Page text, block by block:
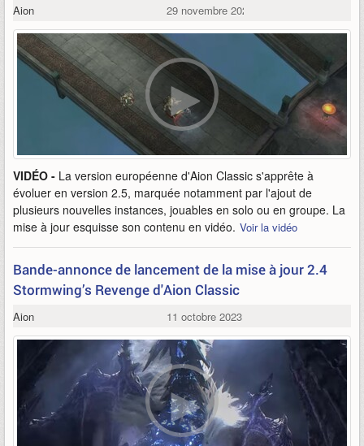
Aion 29 novembre 2023
VIDÉO - La version européenne d'Aion Classic s'apprête à
évoluer en version 2.5, marquée notamment par l'ajout de
plusieurs nouvelles instances, jouables en solo ou en groupe. La
mise à jour esquisse son contenu en vidéo. Voir la vidéo
Bande-annonce de lancement de la mise à jour 2.4
Stormwing’s Revenge d'Aion Classic
Aion 11 octobre 2023